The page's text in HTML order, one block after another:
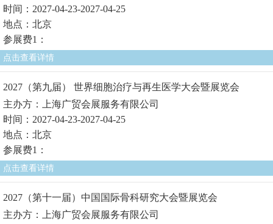
时间：2027-04-23-2027-04-25
地点：北京
参展费1：
点击查看详情
2027（第九届） 世界细胞治疗与再生医学大会暨展览会
主办方：上海广贸会展服务有限公司
时间：2027-04-23-2027-04-25
地点：北京
参展费1：
点击查看详情
2027（第十一届）中国国际骨科研究大会暨展览会
主办方：上海广贸会展服务有限公司